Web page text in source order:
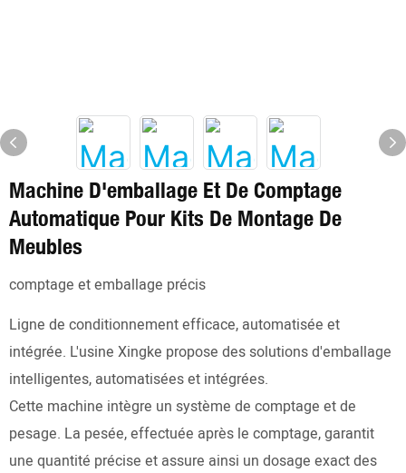
Machine D'emballage Et De Comptage
Automatique Pour Kits De Montage De
Meubles
comptage et emballage précis
Ligne de conditionnement efficace, automatisée et
intégrée. L'usine Xingke propose des solutions d'emballage
intelligentes, automatisées et intégrées.
Cette machine intègre un système de comptage et de
pesage. La pesée, effectuée après le comptage, garantit
une quantité précise et assure ainsi un dosage exact des